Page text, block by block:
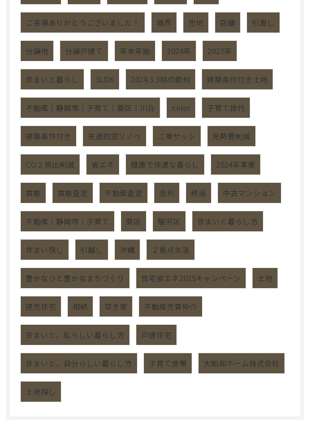
ご来場ありがとうございました！ 境界 売地 店舗 引渡し
分譲地 分譲戸建て 年末年始 2024年 2023年
住まいと暮らし 3LDK 2024.3.3桃の節句 建築条件付き土地
不動産｜静岡市｜子育て｜葵区｜川合 color 子育て世代
建築条件付き 先進的窓リノベ 二重サッシ 光熱費削減
CO２排出削減 省エネ 健康で快適な暮らし 2024年事業
買取 買取査定 不動産査定 金利 終活 中古マンション
不動産｜静岡市｜子育て 葵区 駿河区 住まいと暮らし方
住まい探し 引越し 沖縄 ２拠点生活
豊かなひと豊かなまちづくり 住宅省エネ2025キャンペーン 土地
建売住宅 相続 空き家 不動産売買仲介
住まいと、私らしい暮らし方 戸建住宅
住まいと、自分らしい暮らし方 子育て世帯 大昭和ホーム株式会社
土地探し